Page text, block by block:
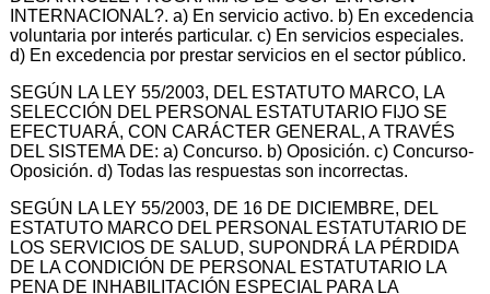
INTERNACIONAL?. a) En servicio activo. b) En excedencia
voluntaria por interés particular. c) En servicios especiales.
d) En excedencia por prestar servicios en el sector público.
SEGÚN LA LEY 55/2003, DEL ESTATUTO MARCO, LA
SELECCIÓN DEL PERSONAL ESTATUTARIO FIJO SE
EFECTUARÁ, CON CARÁCTER GENERAL, A TRAVÉS
DEL SISTEMA DE: a) Concurso. b) Oposición. c) Concurso-
Oposición. d) Todas las respuestas son incorrectas.
SEGÚN LA LEY 55/2003, DE 16 DE DICIEMBRE, DEL
ESTATUTO MARCO DEL PERSONAL ESTATUTARIO DE
LOS SERVICIOS DE SALUD, SUPONDRÁ LA PÉRDIDA
DE LA CONDICIÓN DE PERSONAL ESTATUTARIO LA
PENA DE INHABILITACIÓN ESPECIAL PARA LA